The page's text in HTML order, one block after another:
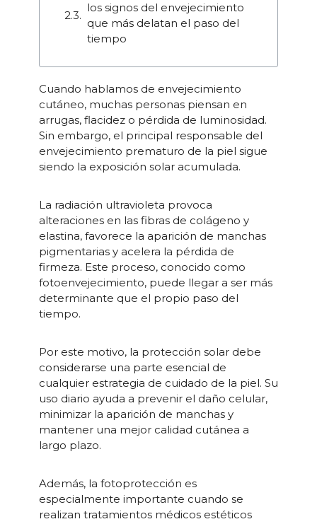
los signos del envejecimiento
que más delatan el paso del
tiempo
Cuando hablamos de envejecimiento
cutáneo, muchas personas piensan en
arrugas, flacidez o pérdida de luminosidad.
Sin embargo, el principal responsable del
envejecimiento prematuro de la piel sigue
siendo la exposición solar acumulada.
La radiación ultravioleta provoca
alteraciones en las fibras de colágeno y
elastina, favorece la aparición de manchas
pigmentarias y acelera la pérdida de
firmeza. Este proceso, conocido como
fotoenvejecimiento, puede llegar a ser más
determinante que el propio paso del
tiempo.
Por este motivo, la protección solar debe
considerarse una parte esencial de
cualquier estrategia de cuidado de la piel. Su
uso diario ayuda a prevenir el daño celular,
minimizar la aparición de manchas y
mantener una mejor calidad cutánea a
largo plazo.
Además, la fotoprotección es
especialmente importante cuando se
realizan tratamientos médicos estéticos